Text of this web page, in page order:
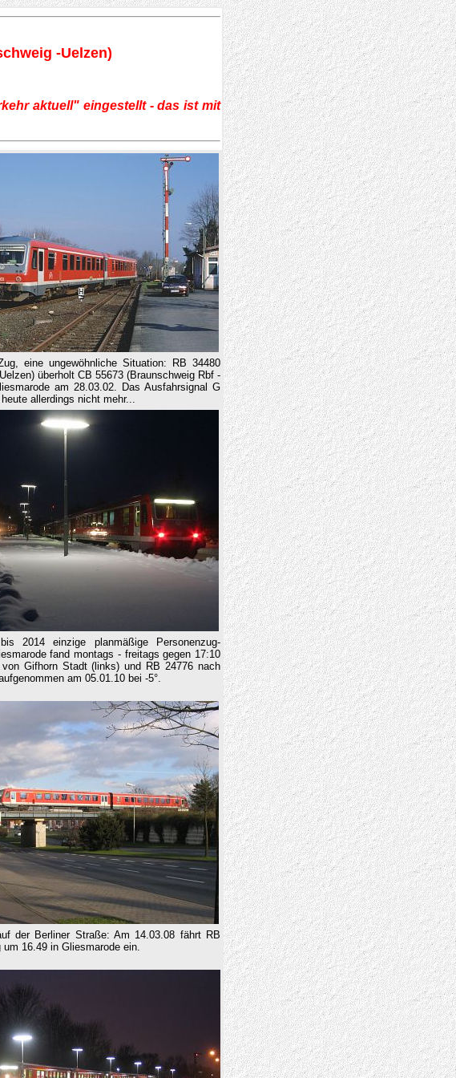
-Uelzen)
aktuell" eingestellt - das ist mit
eine ungewöhnliche Situation: RB 34480
überholt CB 55673 (Braunschweig Rbf -
am 28.03.02. Das Ausfahrsignal G
allerdings nicht mehr...
2014 einzige planmäßige Personenzug-
fand montags - freitags gegen 17:10
Gifhorn Stadt (links) und RB 24776 nach
am 05.01.10 bei -5°.
der Berliner Straße: Am 14.03.08 fährt RB
um 16.49 in Gliesmarode ein.